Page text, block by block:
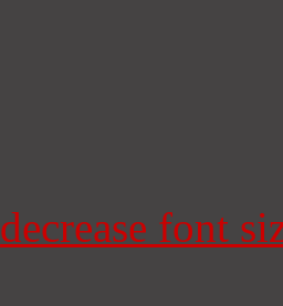
decrease font